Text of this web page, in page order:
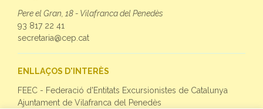
Pere el Gran, 18 - Vilafranca del Penedès
93 817 22 41
secretaria@cep.cat
ENLLAÇOS D'INTERÈS
FEEC - Federació d'Entitats Excursionistes de Catalunya
Ajuntament de Vilafranca del Penedès